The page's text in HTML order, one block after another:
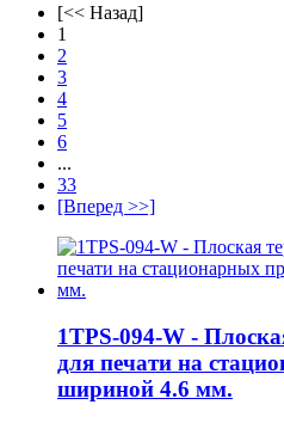
[<< Назад]
1
2
3
4
5
6
...
33
[Вперед >>]
1TPS-094-W -
для печати на
шириной 4.6 мм.